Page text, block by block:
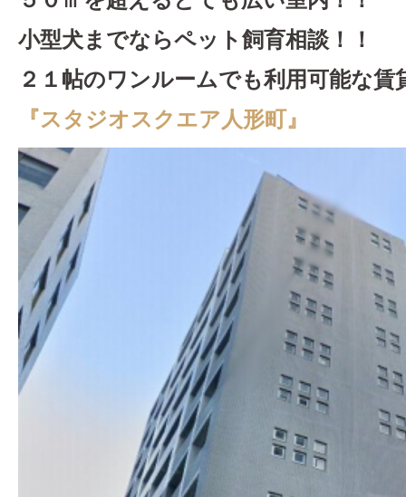
小型犬までならペット飼育相談！！
２１帖のワンルームでも利用可能な賃
『スタジオスクエア人形町』